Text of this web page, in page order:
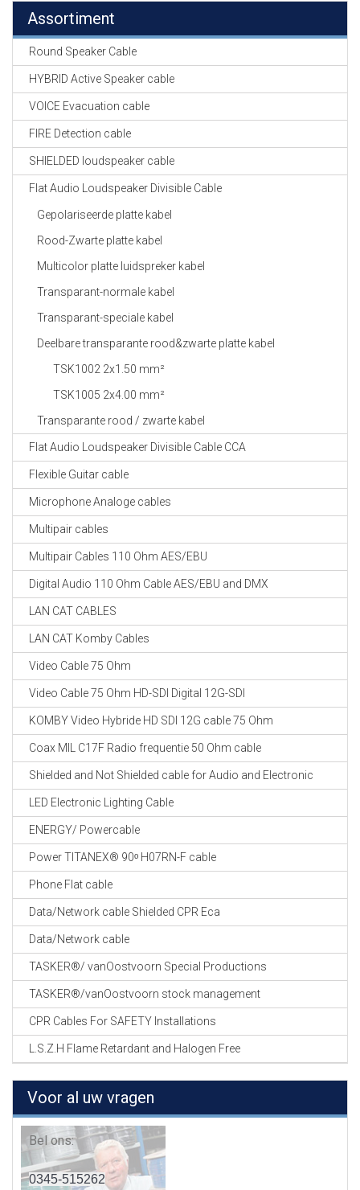
Assortiment
Round Speaker Cable
HYBRID Active Speaker cable
VOICE Evacuation cable
FIRE Detection cable
SHIELDED loudspeaker cable
Flat Audio Loudspeaker Divisible Cable
Gepolariseerde platte kabel
Rood-Zwarte platte kabel
Multicolor platte luidspreker kabel
Transparant-normale kabel
Transparant-speciale kabel
Deelbare transparante rood&zwarte platte kabel
TSK1002 2x1.50 mm²
TSK1005 2x4.00 mm²
Transparante rood / zwarte kabel
Flat Audio Loudspeaker Divisible Cable CCA
Flexible Guitar cable
Microphone Analoge cables
Multipair cables
Multipair Cables 110 Ohm AES/EBU
Digital Audio 110 Ohm Cable AES/EBU and DMX
LAN CAT CABLES
LAN CAT Komby Cables
Video Cable 75 Ohm
Video Cable 75 Ohm HD-SDI Digital 12G-SDI
KOMBY Video Hybride HD SDI 12G cable 75 Ohm
Coax MIL C17F Radio frequentie 50 Ohm cable
Shielded and Not Shielded cable for Audio and Electronic
LED Electronic Lighting Cable
ENERGY/ Powercable
Power TITANEX® 90ᵒ H07RN-F cable
Phone Flat cable
Data/Network cable Shielded CPR Eca
Data/Network cable
TASKER®/ vanOostvoorn Special Productions
TASKER®/vanOostvoorn stock management
CPR Cables For SAFETY Installations
L.S.Z.H Flame Retardant and Halogen Free
Voor al uw vragen
Bel ons:
0345-515262